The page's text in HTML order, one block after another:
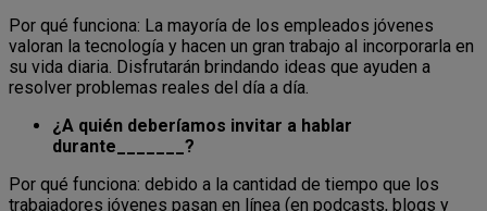
Por qué funciona: La mayoría de los empleados jóvenes
valoran la tecnología y hacen un gran trabajo al incorporarla en
su vida diaria. Disfrutarán brindando ideas que ayuden a
resolver problemas reales del día a día.
¿A quién deberíamos invitar a hablar
durante_______?
Por qué funciona: debido a la cantidad de tiempo que los
trabajadores jóvenes pasan en línea (en podcasts, blogs y